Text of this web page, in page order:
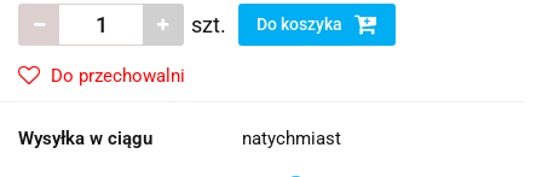
szt. Do koszyka
Do przechowalni
Wysyłka w ciągu natychmiast